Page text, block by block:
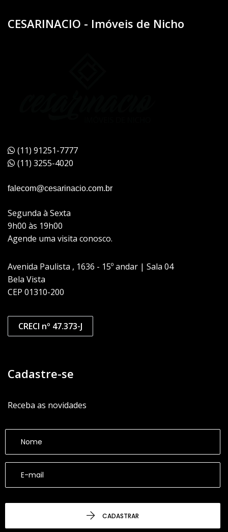
CESARINACIO - Imóveis de Nicho
(11) 91251-7777
(11) 3255-4020
falecom@cesarinacio.com.br
Segunda à Sexta
9h00 às 19h00
Agende uma visita conosco.
Avenida Paulista , 1636 - 15º andar | Sala 04
Bela Vista
CEP 01310-200
CRECI nº 47.373-J
Cadastre-se
Receba as novidades
CADASTRAR